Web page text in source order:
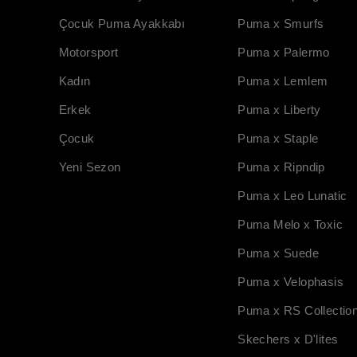
Çocuk Puma Ayakkabı
Motorsport
Kadın
Erkek
Çocuk
Yeni Sezon
Puma x Smurfs
Puma x Palermo
Puma x Lemlem
Puma x Liberty
Puma x Staple
Puma x Ripndip
Puma x Leo Lunatic
Puma Melo x Toxic
Puma x Suede
Puma x Velophasis
Puma x RS
Skechers x D'lites